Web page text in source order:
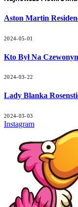
Aston Martin
2024-05-01
Kto Był Na
2024-03-22
Lady Blanka
2024-03-03
Instagram